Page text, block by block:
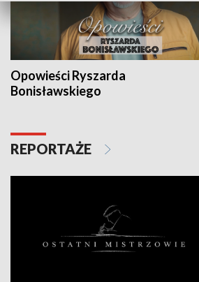
Opowieści Ryszarda
Bonisławskiego
REPORTAŻE